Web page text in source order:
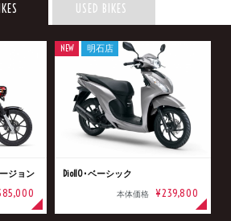
USED BIKES
ジョン Dio110･ベーシック
本体価格 ¥239,800
NEW 明石店